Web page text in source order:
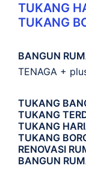
TUKANG
TUKANG
BANGUN
TENAGA +
TUKANG
TUKANG
TUKANG
TUKANG
RENOVASI
BANGUN